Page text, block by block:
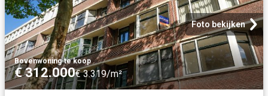
Foto bekijken
Bovenwoning·te koop
€ 312.000€ 3.319/m²